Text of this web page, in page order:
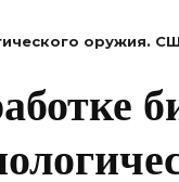
оружия.